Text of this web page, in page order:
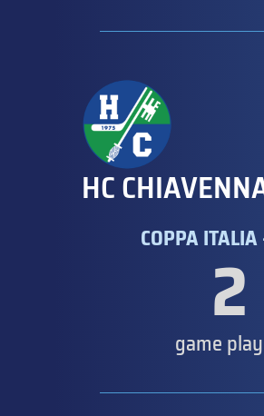
HC
COPPA 2
game